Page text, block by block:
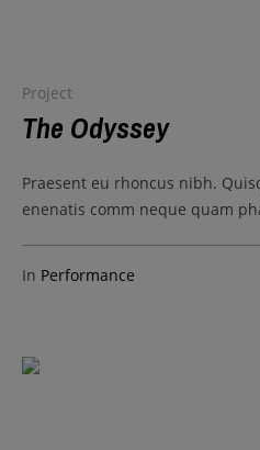
Project
The Odyssey
Praesent eu rhoncus nibh.
enenatis comm neque quam
In Performance